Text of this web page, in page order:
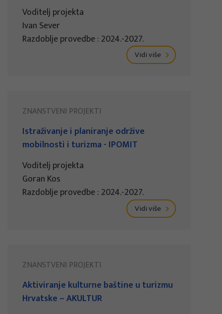
Voditelj projekta
Ivan Sever
Razdoblje provedbe : 2024.-2027.
Vidi više
ZNANSTVENI PROJEKTI
Istraživanje i planiranje održive
mobilnosti i turizma - IPOMIT
Voditelj projekta
Goran Kos
Razdoblje provedbe : 2024.-2027.
Vidi više
ZNANSTVENI PROJEKTI
Aktiviranje kulturne baštine u turizmu
Hrvatske – AKULTUR